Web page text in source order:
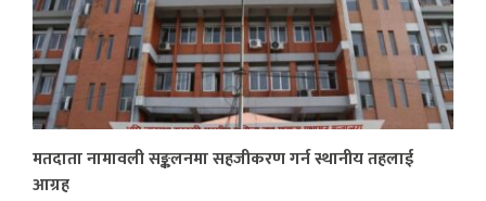
मतदाता नामावली सङ्कलनमा सहजीकरण गर्न स्थानीय तहलाई
आग्रह